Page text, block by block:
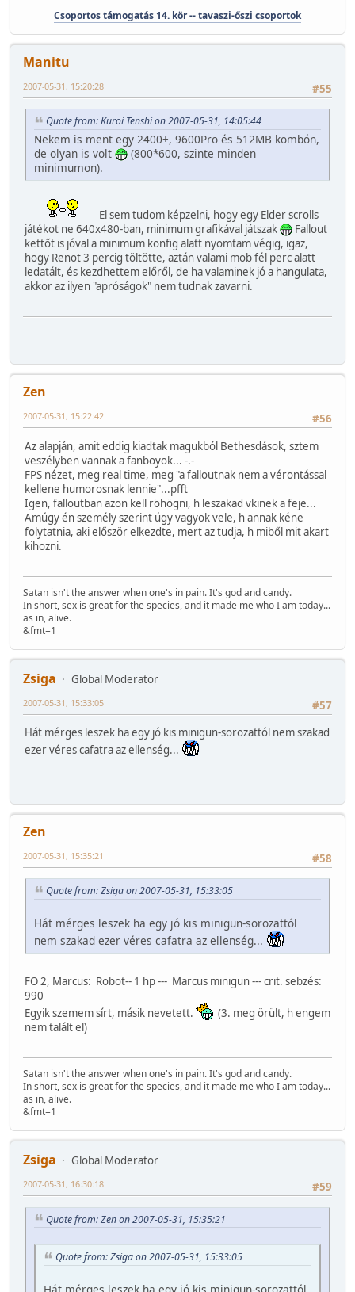
Csoportos támogatás 14. kör -- tavaszi-őszi csoportok
Manitu
#55
2007-05-31, 15:20:28
Quote from: Kuroi Tenshi on 2007-05-31, 14:05:44
Nekem is ment egy 2400+, 9600Pro és 512MB kombón,
de olyan is volt
(800*600, szinte minden
minimumon).
El sem tudom képzelni, hogy egy Elder scrolls
játékot ne 640x480-ban, minimum grafikával játszak
Fallout
kettőt is jóval a minimum konfig alatt nyomtam végig, igaz,
hogy Renot 3 percig töltötte, aztán valami mob fél perc alatt
ledatált, és kezdhettem előről, de ha valaminek jó a hangulata,
akkor az ilyen "apróságok" nem tudnak zavarni.
Zen
#56
2007-05-31, 15:22:42
Az alapján, amit eddig kiadtak magukból Bethesdások, sztem
veszélyben vannak a fanboyok... -.-
FPS nézet, meg real time, meg "a falloutnak nem a vérontással
kellene humorosnak lennie"...pfft
Igen, falloutban azon kell röhögni, h leszakad vkinek a feje...
Amúgy én személy szerint úgy vagyok vele, h annak kéne
folytatnia, aki először elkezdte, mert az tudja, h miből mit akart
kihozni.
Satan isn't the answer when one's in pain. It's god and candy.
In short, sex is great for the species, and it made me who I am today...
as in, alive.
&fmt=1
Zsiga
Global Moderator
#57
2007-05-31, 15:33:05
Hát mérges leszek ha egy jó kis minigun-sorozattól nem szakad
ezer véres cafatra az ellenség...
Zen
#58
2007-05-31, 15:35:21
Quote from: Zsiga on 2007-05-31, 15:33:05
Hát mérges leszek ha egy jó kis minigun-sorozattól
nem szakad ezer véres cafatra az ellenség...
FO 2, Marcus: Robot-- 1 hp --- Marcus minigun --- crit. sebzés:
990
Egyik szemem sírt, másik nevetett.
(3. meg örült, h engem
nem talált el)
Satan isn't the answer when one's in pain. It's god and candy.
In short, sex is great for the species, and it made me who I am today...
as in, alive.
&fmt=1
Zsiga
Global Moderator
#59
2007-05-31, 16:30:18
Quote from: Zen on 2007-05-31, 15:35:21
Quote from: Zsiga on 2007-05-31, 15:33:05